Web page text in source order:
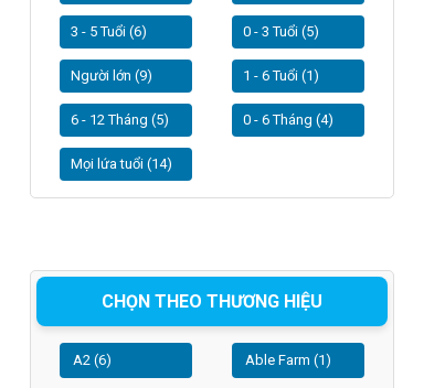
3 - 5 Tuổi (6) 0 - 3 Tuổi (5)
Người lớn (9) 1 - 6 Tuổi (1)
6 - 12 Tháng (5) 0 - 6 Tháng (4)
Mọi lứa tuổi (14)
CHỌN THEO THƯƠNG HIỆU
A2 (6) Able Farm (1)